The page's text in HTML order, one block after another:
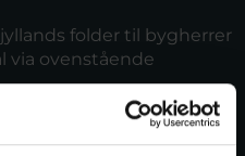
folder til bygherrer
via ovenstående
hjemmeside